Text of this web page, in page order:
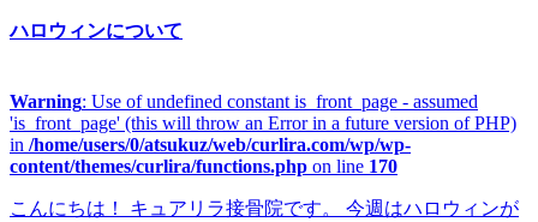
ハロウィンについて
Warning: Use of undefined constant is_front_page - assumed
'is_front_page' (this will throw an Error in a future version of PHP)
in /home/users/0/atsukuz/web/curlira.com/wp/wp-
content/themes/curlira/functions.php on line 170
こんにちは！ キュアリラ接骨院です。 今週はハロウィンが